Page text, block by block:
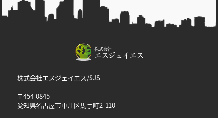
株式会社エスジェイエス/SJS
〒454-0845
愛知県名古屋市中川区馬手町2-110